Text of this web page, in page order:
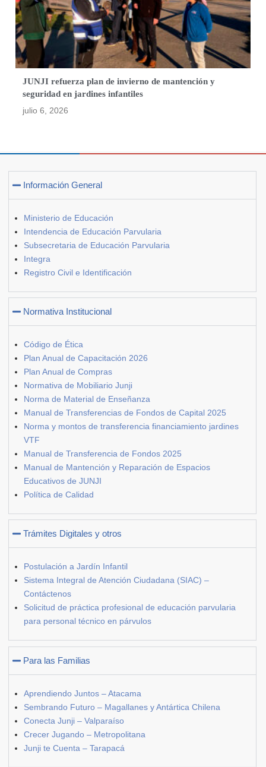
JUNJI refuerza plan de invierno de mantención y
seguridad en jardines infantiles
julio 6, 2026
Información General
Ministerio de Educación
Intendencia de Educación Parvularia
Subsecretaria de Educación Parvularia
Integra
Registro Civil e Identificación
Normativa Institucional
Código de Ética
Plan Anual de Capacitación 2026
Plan Anual de Compras
Normativa de Mobiliario Junji
Norma de Material de Enseñanza
Manual de Transferencias de Fondos de Capital 2025
Norma y montos de transferencia financiamiento jardines
VTF
Manual de Transferencia de Fondos 2025
Manual de Mantención y Reparación de Espacios
Educativos de JUNJI
Política de Calidad
Trámites Digitales y otros
Postulación a Jardín Infantil
Sistema Integral de Atención Ciudadana (SIAC) –
Contáctenos
Solicitud de práctica profesional de educación parvularia
para personal técnico en párvulos
Para las Familias
Aprendiendo Juntos – Atacama
Sembrando Futuro – Magallanes y Antártica Chilena
Conecta Junji – Valparaíso
Crecer Jugando – Metropolitana
Junji te Cuenta – Tarapacá